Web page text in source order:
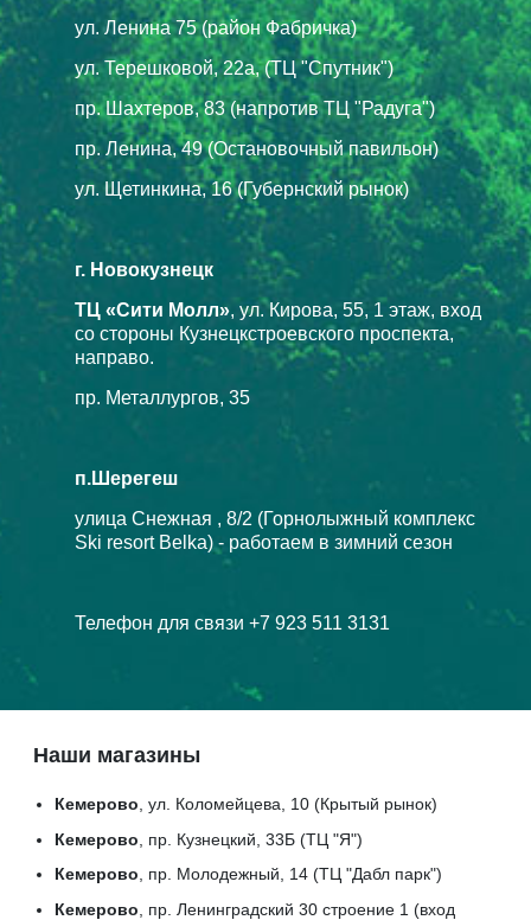
Наши магазины
Кемерово, ул. Коломейцева, 10 (Крытый рынок)
Кемерово , пр. Кузнецкий, 33Б (ТЦ "Я")
Кемерово, пр. Молодежный, 14 (ТЦ "Дабл парк")
Кемерово , пр. Ленинградский 30 строение 1 (вход
ул. Ленина 75 (район Фабричка)
ул. Терешковой, 22а, (ТЦ "Спутник")
пр. Шахтеров, 83 (напротив ТЦ "Радуга")
пр. Ленина, 49 (Остановочный павильон)
ул. Щетинкина, 16 (Губернский рынок)
г. Новокузнецк
ТЦ «Сити Молл», ул. Кирова, 55, 1 этаж, вход
со стороны Кузнецкстроевского проспекта,
направо.
пр. Металлургов, 35
п.Шерегеш
улица Снежная , 8/2 (Горнолыжный комплекс
Ski resort Belka) - работаем в зимний сезон
Телефон для связи +7 923 511 3131